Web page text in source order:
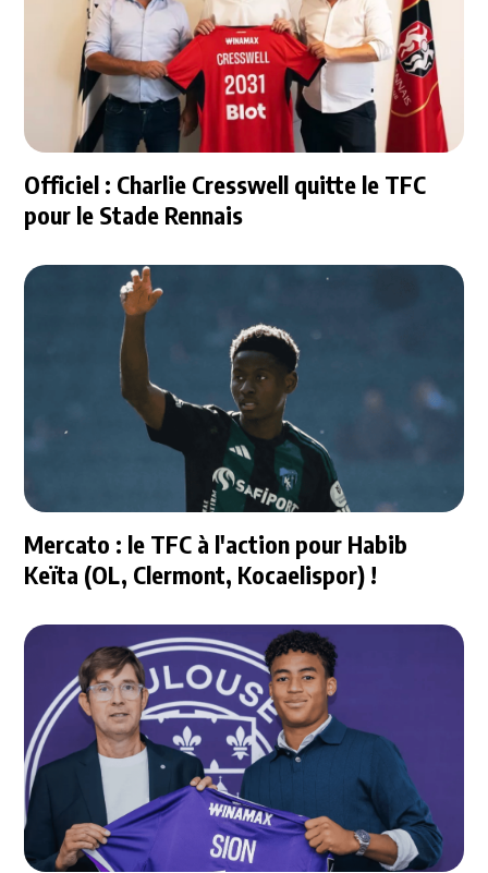
Officiel : Charlie Cresswell quitte le TFC
pour le Stade Rennais
Mercato : le TFC à l'action pour Habib
Keïta (OL, Clermont, Kocaelispor) !